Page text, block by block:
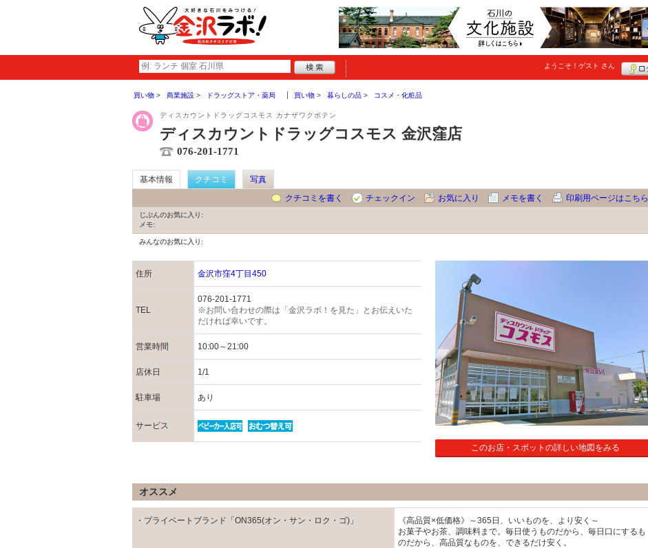
ようこそ！ ゲスト さん
買い物 商業施設 ドラッグストア・薬局 買い物 暮らしの品 コスメ・化粧品
ディスカウントドラッグコスモス カナザワクボテン
ディスカウントドラッグコスモス 金沢窪店
076-201-1771
基本情報 クチコミ
写真
クチコミを書く
チェックイン お気に入り メモを書く 印刷用ページはこちら
じぶんのお気に入り:
メモ:
みんなのお気に入り:
住所 金沢市窪4丁目450
TEL
076-201-1771
※お問い合わせの際は「金沢ラボ！を見た」とお伝えいた
だければ幸いです。
営業時間 10:00～21:00
店休日 1/1
駐車場 あり
サービス
このお店・スポットの詳しい地図をみる
オススメ
・プライベートブランド「ON365(オン・サン・ロク・ゴ)」
《高品質×低価格》～365日、いいものを、より安く～
お菓子やお茶、調味料まで。毎日使うものだから、毎日口にするも
のだから、高品質なものを、できるだけ安く。